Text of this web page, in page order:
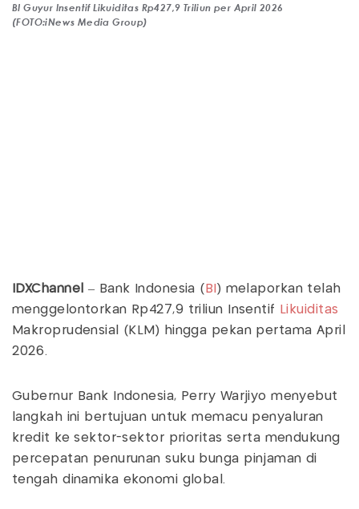
BI Guyur Insentif Likuiditas Rp427,9 Triliun per April 2026
(FOTO:iNews Media Group)
IDXChannel – Bank Indonesia ( BI ) melaporkan telah
menggelontorkan Rp427,9 triliun Insentif
Likuiditas
Makroprudensial (KLM) hingga pekan pertama April
2026.
Gubernur Bank Indonesia, Perry Warjiyo menyebut
langkah ini bertujuan untuk memacu penyaluran
kredit ke sektor-sektor prioritas serta mendukung
percepatan penurunan suku bunga pinjaman di
tengah dinamika ekonomi global.